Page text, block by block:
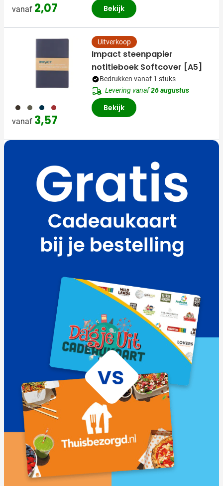
vanaf 2,07 Bekijk
001 004 536 008
vanaf 3,57
Uitverkoop
Impact steenpapier
notitieboek Softcover [A5]
Bedrukken vanaf 1 stuks
Levering vanaf26 augustus
Bekijk